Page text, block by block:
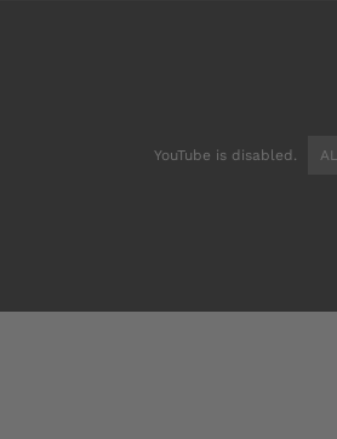
YouTube is disabled.